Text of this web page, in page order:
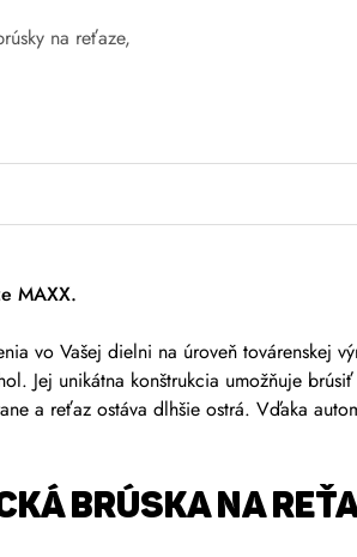
na reťaze,
MAXX.
vo Vašej dielni na úroveň továrenskej
Jej unikátna konštrukcia umožňuje
a reťaz ostáva dlhšie ostrá. Vďaka
brúska na